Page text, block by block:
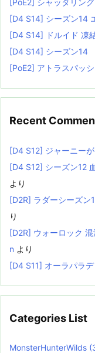
[PoE2] シャッタリン
[D4 S14] シーズン14
[D4 S14] ドルイド 凍
[D4 S14] シーズン14
[PoE2] アトラスパッ
Recent
[D4 S12] ジャーニー
[D4 S12] シーズン12
より
[D2R] ラダーシーズ
り
[D2R] ウォーロック
n より
[D4 S11] オーラパラ
Categories List
MonsterHunterWilds